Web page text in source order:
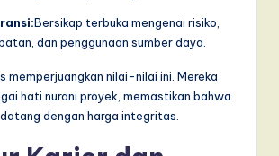
Bersikap terbuka mengenai risiko,
dan penggunaan sumber daya.
memperjuangkan nilai-nilai ini. Mereka
hati nurani proyek, memastikan bahwa
dengan harga integritas.